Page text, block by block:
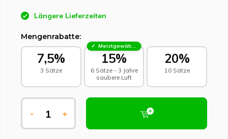
Längere Lieferzeiten
Mengenrabatte:
7,5%
3 Sätze
Meistgewählt - Nachhaltige Wahl
15%
6 Sätze - 3 Jahre
saubere Luft
20%
10 Sätze
- +